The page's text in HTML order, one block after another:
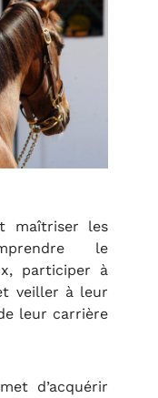
maîtriser les
le
participer à
veiller à leur
leur carrière
d’acquérir